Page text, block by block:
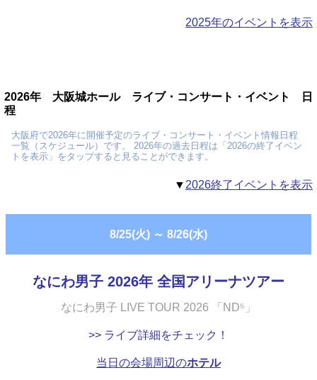
2025年のイベントを表示
2026年 大阪城ホール ライブ・コンサート・イベント 日
程
大阪府で2026年に開催予定のライブ・コンサート・イベント情報日程
一覧（スケジュール）です。 2026年の過去日程は「2026の終了イベン
トを表示」をタップすると見ることができます。
▼ 2026終了イベントを表示
8/25(火) ～ 8/26(水)
なにわ男子 2026年 全国アリーナツアー
なにわ男子 LIVE TOUR 2026 「ND⁵」
>> ライブ詳細をチェック！
当日の会場周辺のホテル